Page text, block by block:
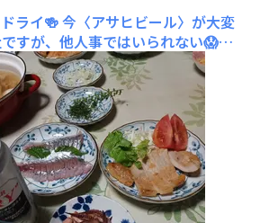
ライ🍻今〈アサヒビール〉が大変
すが、他人事ではいられない😱😱
せんが、今晩は頂き物ですが、アサ
ング缶をグッ➰➰と🍻もう､おでん
で🐟スルメイカを腸を使って味付
🐷食べ過ぎました👋😵🍴😋😋😋